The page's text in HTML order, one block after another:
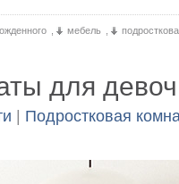
мебель
для
Подростковая